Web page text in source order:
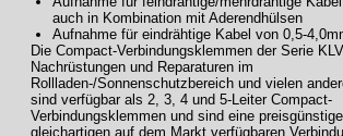
auch in Kombination mit Aderendhülsen
Aufnahme für eindrähtige Kabel von 0,5-
Die Compact-Verbindungsklemmen der Serie
Nachrüstungen und Reparaturen im
Rollladen-/Sonnenschutzbereich und vielen
sind verfügbar als 2, 3, 4 und 5-Leiter Compact-
Verbindungsklemmen und sind eine
gleichartigen auf dem Markt verfügbaren